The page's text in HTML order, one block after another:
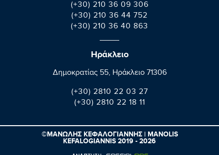
(+30) 210 36 09 306
(+30) 210 36 44 752
(+30) 210 36 40 863
Ηράκλειο
Δημοκρατίας 55, Ηράκλειο 71306
(+30) 2810 22 03 27
(+30) 2810 22 18 11
©ΜΑΝΩΛΗΣ ΚΕΦΑΛΟΓΙΑΝΝΗΣ | MANOLIS
KEFALOGIANNIS 2019 - 2026